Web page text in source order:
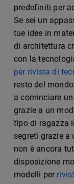
predefiniti per
Se sei un
tue idee in
di architettura
con la
per rivista di
resto del
a cominciare
grazie a un
tipo di ragazza
segreti grazie a
non è ancora
disposizione
modelli per